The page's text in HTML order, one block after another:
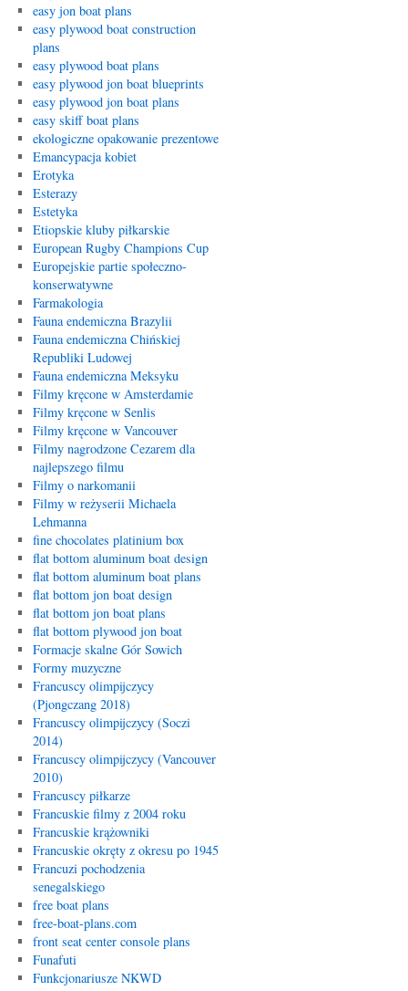
easy jon boat plans
easy plywood boat construction
plans
easy plywood boat plans
easy plywood jon boat blueprints
easy plywood jon boat plans
easy skiff boat plans
ekologiczne opakowanie prezentowe
Emancypacja kobiet
Erotyka
Esterazy
Estetyka
Etiopskie kluby piłkarskie
European Rugby Champions Cup
Europejskie partie społeczno-
konserwatywne
Farmakologia
Fauna endemiczna Brazylii
Fauna endemiczna Chińskiej
Republiki Ludowej
Fauna endemiczna Meksyku
Filmy kręcone w Amsterdamie
Filmy kręcone w Senlis
Filmy kręcone w Vancouver
Filmy nagrodzone Cezarem dla
najlepszego filmu
Filmy o narkomanii
Filmy w reżyserii Michaela
Lehmanna
fine chocolates platinium box
flat bottom aluminum boat design
flat bottom aluminum boat plans
flat bottom jon boat design
flat bottom jon boat plans
flat bottom plywood jon boat
Formacje skalne Gór Sowich
Formy muzyczne
Francuscy olimpijczycy
(Pjongczang 2018)
Francuscy olimpijczycy (Soczi
2014)
Francuscy olimpijczycy (Vancouver
2010)
Francuscy piłkarze
Francuskie filmy z 2004 roku
Francuskie krążowniki
Francuskie okręty z okresu po 1945
Francuzi pochodzenia
senegalskiego
free boat plans
free-boat-plans.com
front seat center console plans
Funafuti
Funkcjonariusze NKWD